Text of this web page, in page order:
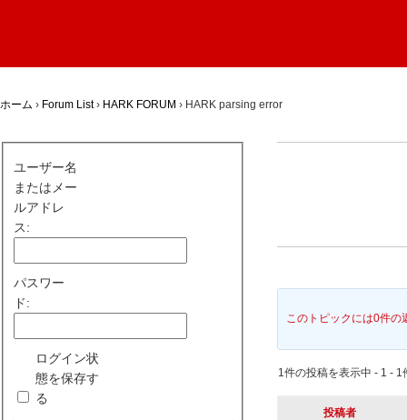
ホーム › Forum List › HARK FORUM › HARK parsing error
このトピックには0件の
1件の投稿を表示中 - 1 - 1
投稿者
ユーザー名
またはメー
ルアドレ
ス:
パスワー
ド:
ログイン状
態を保存す
る